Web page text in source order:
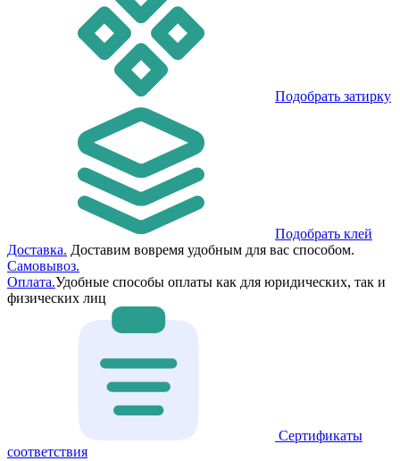
Подобрать затирку
Подобрать клей
Доставка. Доставим вовремя удобным для вас способом.
Самовывоз.
Оплата.Удобные способы оплаты как для юридических, так и
физических лиц
Сертификаты
соответствия